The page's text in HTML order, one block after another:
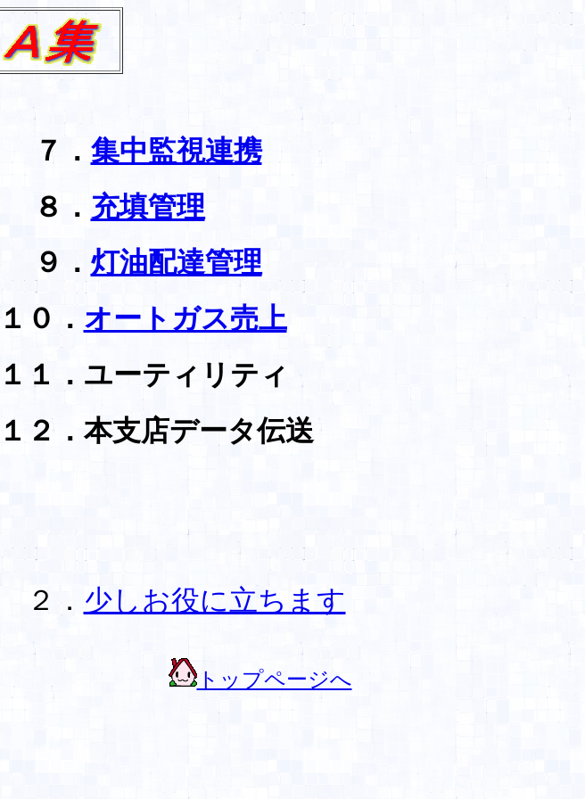
７． 集中監視連携
８． 充填管理
９． 灯油配達管理
１０． オートガス売上
１１．ユーティリティ
１２．本支店データ伝送
２． 少しお役に立ちます
トップページへ